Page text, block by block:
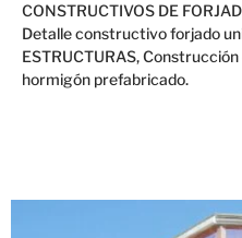
CONSTRUCTIVOS DE
Detalle constructivo forjado
ESTRUCTURAS,
hormigón prefabricado.